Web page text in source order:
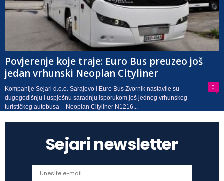
Povjerenje koje traje: Euro Bus preuzeo još
jedan vrhunski Neoplan Cityliner
0
Kompanije Sejari d.o.o. Sarajevo i Euro Bus Zvornik nastavile su
dugogodišnju i uspješnu saradnju isporukom još jednog vrhunskog
turističkog autobusa – Neoplan Cityliner N1216...
Sejari newsletter